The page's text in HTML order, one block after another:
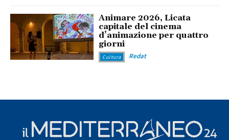
Animare 2026, Licata
capitale del cinema
d’animazione per quattro
giorni
Cultura Redat